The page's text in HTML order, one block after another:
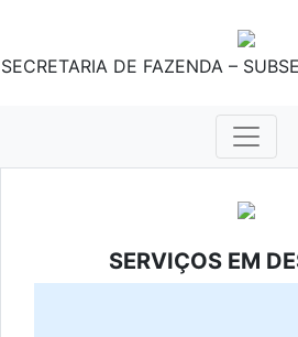
SECRETARIA DE FAZENDA –
SERVIÇOS EM